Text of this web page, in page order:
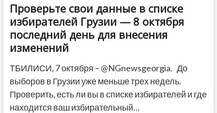
Проверьте свои данные в списке
избирателей Грузии — 8 октября
последний день для внесения
изменений
ТБИЛИСИ, 7 октября – @NGnewsgeorgia. До
выборов в Грузии уже меньше трех недель.
Проверить, есть ли вы в списке избирателей и где
находится ваш избирательный…